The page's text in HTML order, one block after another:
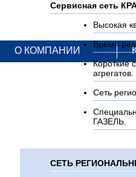
О КОМПАНИИ
Сервисная сеть
Высокая
Время
Короткие
агрегатов.
Сеть
ГАЗЕЛЬ.
СЕТЬ